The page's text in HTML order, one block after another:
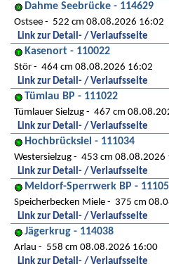
Dahme Seebrücke - 114629
Ostsee
522 cm 08.08.2026 16:02
Link zur Detail- / Verlaufsseite
Kasenort - 110022
Stör
464 cm 08.08.2026 16:02
Link zur Detail- / Verlaufsseite
Tümlau BP - 111022
Tümlauer Sielzug
467 cm
Link zur Detail- / Verlaufsseite
Hochbrücksiel - 111034
Westersielzug
453 cm 08.08.2026
Link zur Detail- / Verlaufsseite
Meldorf-Sperrwerk BP -
Speicherbecken Miele
375 cm
Link zur Detail- / Verlaufsseite
Jägerkrug - 114038
Arlau
558 cm 08.08.2026 16:00
Link zur Detail- / Verlaufsseite